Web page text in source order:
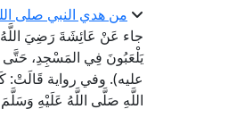
من هدي النبي صلى
جاء عَنْ عَائِشَةَ رَضِيَ اللَّهُ
يَلْعَبُونَ فِي المَسْجِدِ، حَتَّى
عليه). وفي رواية
اللَّهِ صَلَّى اللَّهُ عَلَيْهِ